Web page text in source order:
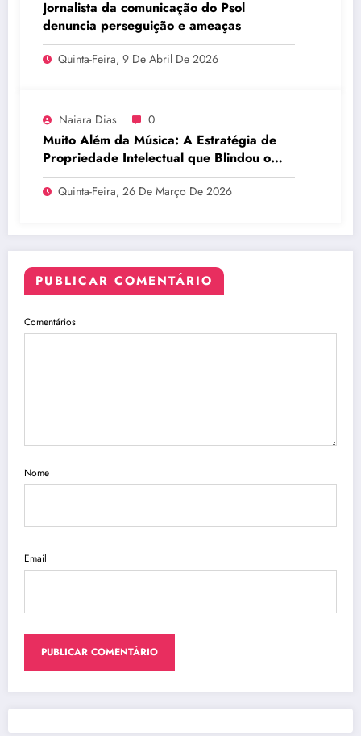
Jornalista da comunicação do Psol
denuncia perseguição e ameaças
Quinta-Feira, 9 De Abril De 2026
Naiara Dias 0
Muito Além da Música: A Estratégia de
Propriedade Intelectual que Blindou o
Legado do BTS
Quinta-Feira, 26 De Março De 2026
PUBLICAR COMENTÁRIO
Comentários
Nome
Email